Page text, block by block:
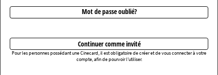
Mot de passe oublié?
Continuer comme invité
Pour les personnes possédant une Cinecard, il est obligatoire de créer et de vous connecter à votre
compte, afin de pourvoir l’utiliser.